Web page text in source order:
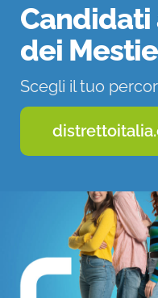
dei
Scegli il tuo